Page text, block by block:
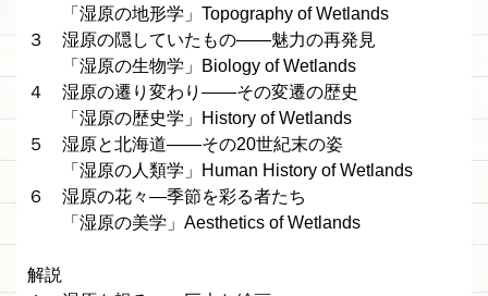
「湿原の地形学」Topography of Wetlands
３ 湿原の隠していたもの――魅力の再発見
「湿原の生物学」Biology of Wetlands
４ 湿原の遷り変わり――その変遷の歴史
「湿原の歴史学」History of Wetlands
５ 湿原と北海道――その20世紀末の姿
「湿原の人類学」Human History of Wetlands
６ 湿原の花々―季節を彩る者たち
「湿原の美学」Aesthetics of Wetlands
解説